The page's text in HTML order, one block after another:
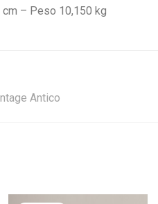
– Peso 10,150 kg
Antico